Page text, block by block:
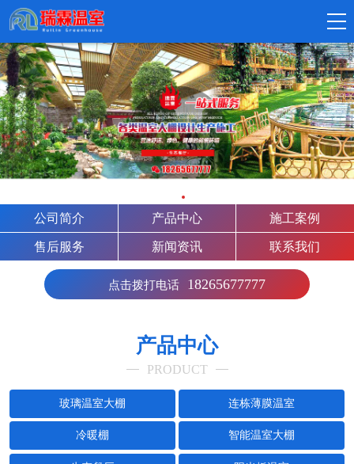
公司简介 产品中心 施工案例
售后服务 新闻资讯 联系我们
点击拨打电话 18265677777
产品中心
PRODUCT
玻璃温室大棚 连栋薄膜温室
冷暖棚 智能温室大棚